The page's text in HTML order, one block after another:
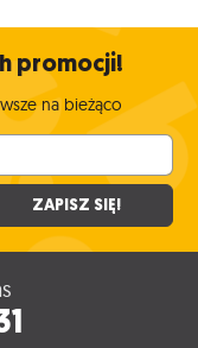
promocji!
na bieżąco
ZAPISZ SIĘ!